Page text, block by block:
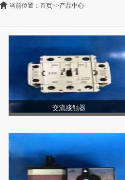
当前位置： 首页>>产品中心
交流接触器